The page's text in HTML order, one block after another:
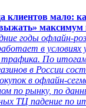
клиентов мало:
максимум
годы офлайн-
в условиях
По
в России
в офлайн-
по рынку, по
ТЦ падение по